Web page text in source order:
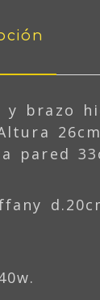
y brazo
pared